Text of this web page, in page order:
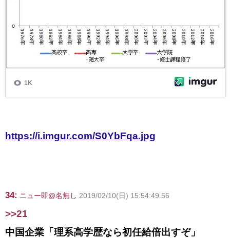
https://i.imgur.com/S0YbFqa.jpg
34: ニュー即@名無し 2019/02/10(日) 15:54:49.56
>>21
中国企業「理系高学歴なら初任給倍出すぞ」